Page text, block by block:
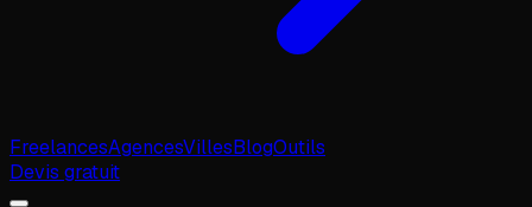
FreelancesAgencesVillesBlogOutils
Devis gratuit